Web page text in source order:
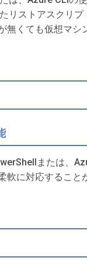
リストアスクリ
くても仮想マシ
または、
に対応すること